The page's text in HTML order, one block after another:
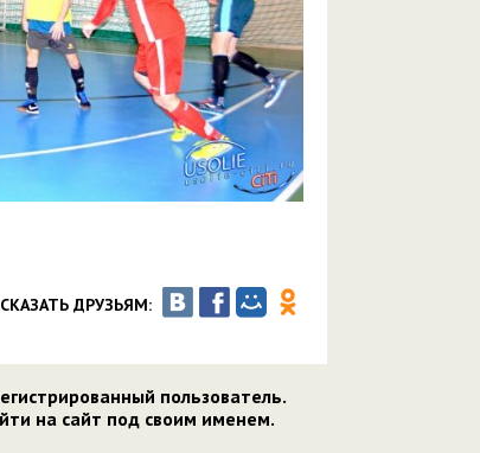
ДРУЗЬЯМ:
пользователь.
на сайт под своим именем.